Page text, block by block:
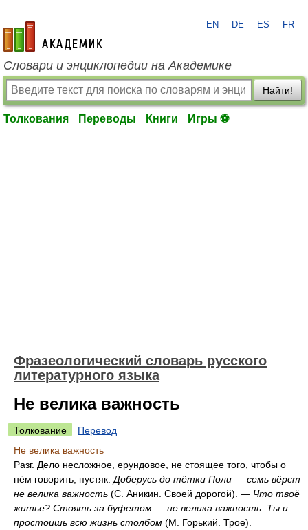
academic.ru
EN DE ES FR
Словари и энциклопедии на Академике
Найти!
Толкования Переводы Книги Игры ⚽
Фразеологический словарь русского
литературного языка
Не велика важность
Толкование
Перевод
Не велика важность
Разг. Дело несложное, ерундовое, не стоящее того, чтобы о
нём говорить; пустяк. Доберусь до тётки Поли — семь вёрст
не велика важность (С. Аникин. Своей дорогой). — Что твоё
житье? Стоять за буфетом — не велика важность. Ты и
простоишь всю жизнь столбом (М. Горький. Трое).